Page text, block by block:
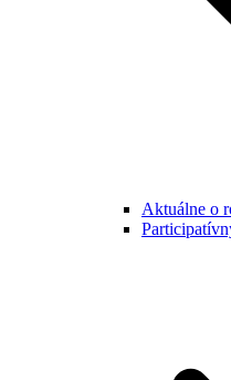
Aktuálne o